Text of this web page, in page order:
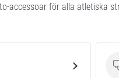
to-accessoar för alla